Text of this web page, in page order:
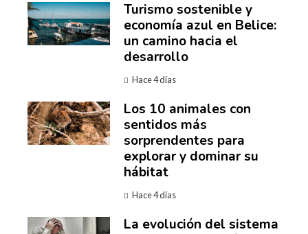
Turismo sostenible y
economía azul en Belice:
un camino hacia el
desarrollo
Hace 4 días
Los 10 animales con
sentidos más
sorprendentes para
explorar y dominar su
hábitat
Hace 4 días
La evolución del sistema